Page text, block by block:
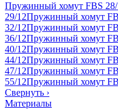
Пружинный хомут FBS 28/
29/12Пружинный хомут
32/12Пружинный хомут
36/12Пружинный хомут
40/12Пружинный хомут
44/12Пружинный хомут
47/12Пружинный хомут
55/12Пружинный хомут
Свернуть ›
Материалы